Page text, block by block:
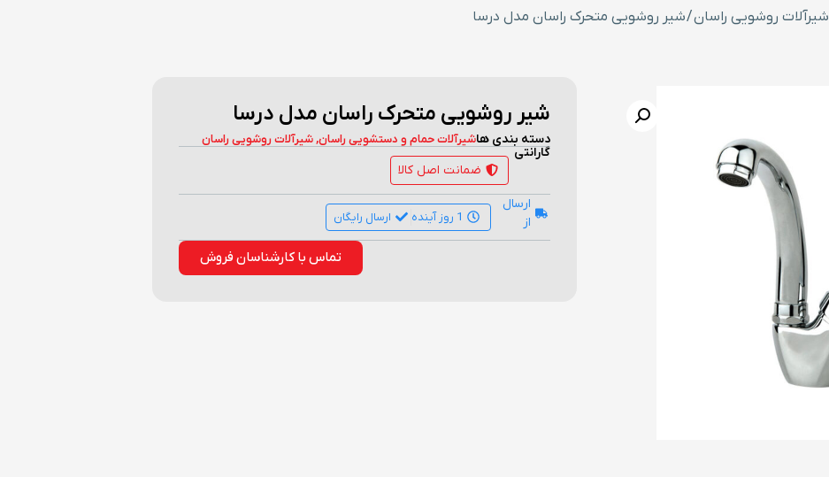
شیرآلات روشویی راسان/ شیر روشویی متحرک راسان مدل درسا
شیر روشویی متحرک راسان مدل درسا
دسته بندی هاشیرآلات حمام و دستشویی راسان,شیرآلات روشویی راسان
گارانتی
ضمانت اصل کالا
ارسال
از
1 روز آینده ارسال رایگان
تماس با کارشناسان فروش